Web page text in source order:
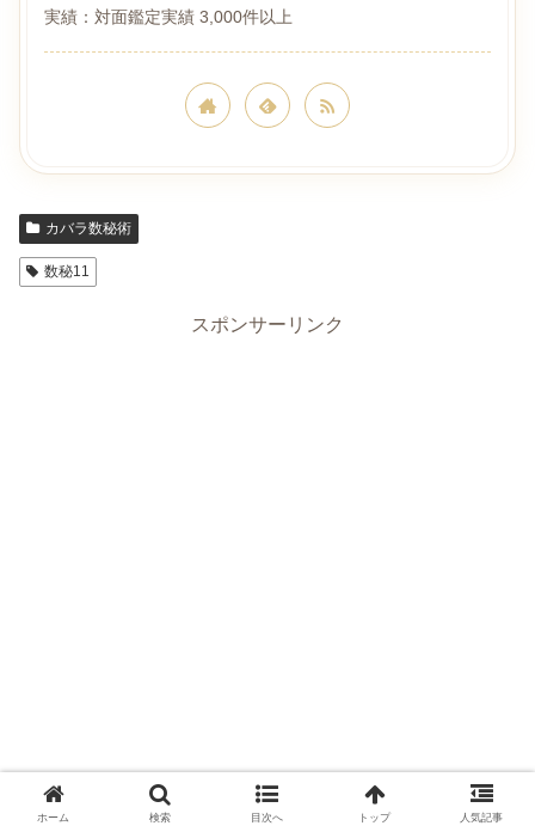
実績：対面鑑定実績 3,000件以上
カバラ数秘術
数秘11
スポンサーリンク
ホーム 検索 目次へ トップ 人気記事